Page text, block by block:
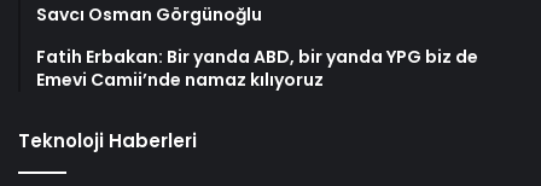
Savcı Osman Görgünoğlu
Fatih Erbakan: Bir yanda ABD, bir yanda YPG biz de
Emevi Camii’nde namaz kılıyoruz
Teknoloji Haberleri